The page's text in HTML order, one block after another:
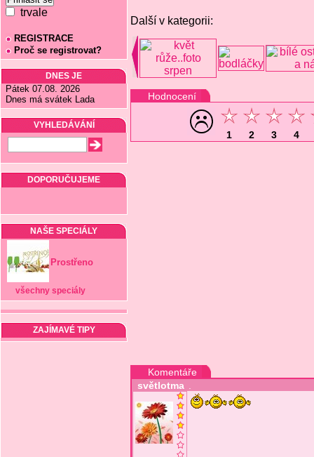
trvale
REGISTRACE
Proč se registrovat?
DNES JE
Pátek 07.08. 2026
Dnes má svátek Lada
VYHLEDÁVÁNÍ
DOPORUČUJEME
NAŠE SPECIÁLY
Prostřeno
všechny speciály
ZAJÍMAVÉ TIPY
Další v kategorii:
Hodnocení
1 2 3 4
Komentáře
světlotma